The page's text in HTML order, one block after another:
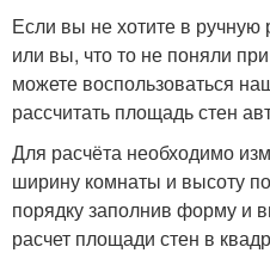
Если вы не хотите в ручную
или вы, что то не поняли
можете воспользоваться
рассчитать площадь стен
Для расчёта необходимо
ширину комнаты и высоту
порядку заполнив форму и
расчет площади стен в